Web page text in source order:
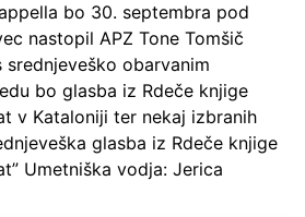
bo 30. septembra pod
nastopil APZ Tone Tomšič
obarvanim
bo glasba iz Rdeče knjige
v Kataloniji ter nekaj izbranih
glasba iz Rdeče knjige
Umetniška vodja: Jerica